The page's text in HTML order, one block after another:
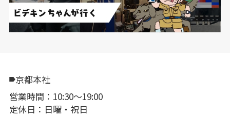
京都本社
営業時間：10:30〜19:00
定休日：日曜・祝日